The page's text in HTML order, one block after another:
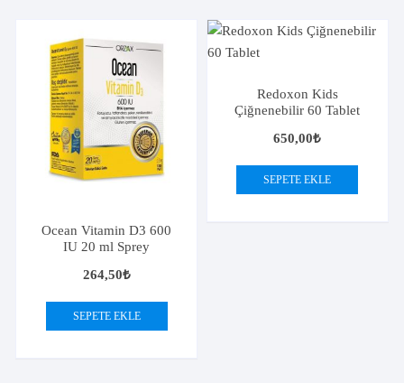
Ocean Vitamin D3 600
IU 20 ml Sprey
264,50₺
SEPETE EKLE
Redoxon Kids
Çiğnenebilir 60 Tablet
650,00₺
SEPETE EKLE